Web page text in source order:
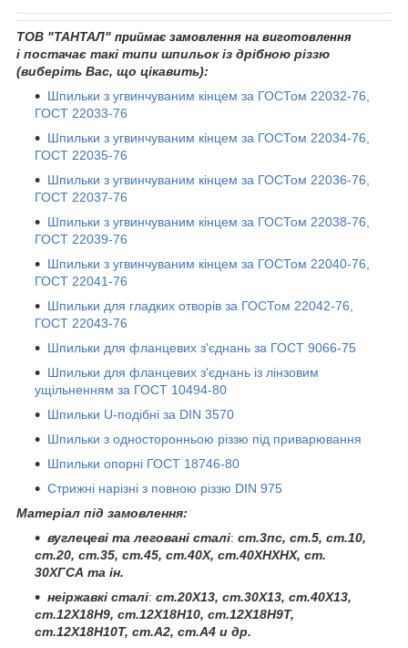
ТОВ "ТАНТАЛ" приймає замовлення на виготовлення
і постачає такі типи шпильок із дрібною різзю
(виберіть Вас, що цікавить):
Шпильки з угвинчуваним кінцем за ГОСТом 22032-76,
ГОСТ 22033-76
Шпильки з угвинчуваним кінцем за ГОСТом 22034-76,
ГОСТ 22035-76
Шпильки з угвинчуваним кінцем за ГОСТом 22036-76,
ГОСТ 22037-76
Шпильки з угвинчуваним кінцем за ГОСТом 22038-76,
ГОСТ 22039-76
Шпильки з угвинчуваним кінцем за ГОСТом 22040-76,
ГОСТ 22041-76
Шпильки для гладких отворів за ГОСТом 22042-76,
ГОСТ 22043-76
Шпильки для фланцевих з'єднань за ГОСТ 9066-75
Шпильки для фланцевих з'єднань із лінзовим
ущільненням за ГОСТ 10494-80
Шпильки U-подібні за DIN 3570
Шпильки з односторонньою різзю під приварювання
Шпильки опорні ГОСТ 18746-80
Стрижні нарізні з повною різзю DIN 975
Матеріал під замовлення:
вуглецеві та леговані сталі: ст.3пс, ст.5, ст.10,
ст.20, ст.35, ст.45, ст.40Х, ст.40ХНХНХ, ст.
30ХГСА та ін.
неіржавкі сталі: ст.20Х13, ст.30Х13, ст.40Х13,
ст.12Х18Н9, ст.12Х18Н10, ст.12Х18Н9Т,
ст.12Х18Н10Т, ст.А2, ст.А4 и др.